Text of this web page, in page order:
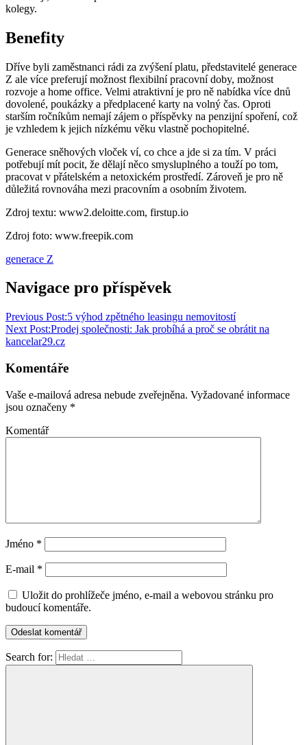
kolegy.
Benefity
Dříve byli zaměstnanci rádi za zvýšení platu, představitelé generace
Z ale více preferují možnost flexibilní pracovní doby, možnost
rozvoje a home office. Velmi atraktivní je pro ně nabídka více dnů
dovolené, poukázky a předplacené karty na volný čas. Oproti
starším ročníkům nemají zájem o příspěvky na penzijní spoření, což
je vzhledem k jejich nízkému věku vlastně pochopitelné.
Generace sněhových vloček ví, co chce a jde si za tím. V práci
potřebují mít pocit, že dělají něco smysluplného a touží po tom,
pracovat v přátelském a netoxickém prostředí. Zároveň je pro ně
důležitá rovnováha mezi pracovním a osobním životem.
Zdroj textu: www2.deloitte.com, firstup.io
Zdroj foto: www.freepik.com
generace Z
Navigace pro příspěvek
Previous Post:5 výhod zpětného leasingu nemovitostí
Next Post:Prodej společnosti: Jak probíhá a proč se obrátit na
kancelar29.cz
Komentáře
Vaše e-mailová adresa nebude zveřejněna. Vyžadované informace
jsou označeny *
Komentář
Jméno *
E-mail *
Uložit do prohlížeče jméno, e-mail a webovou stránku pro
budoucí komentáře.
Search for: